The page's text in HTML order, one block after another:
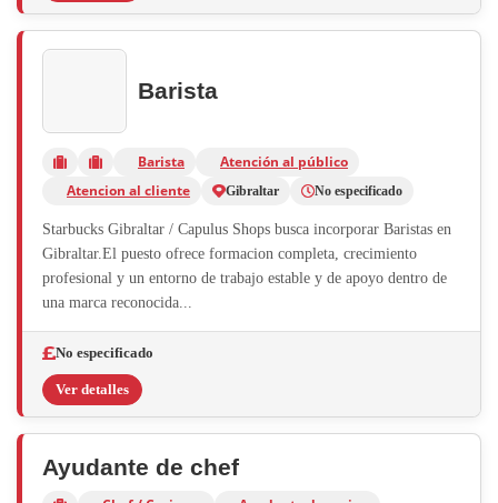
Barista
Barista
Atención al público
Atencion al cliente
Gibraltar No especificado
Starbucks Gibraltar / Capulus Shops busca incorporar Baristas en
Gibraltar.El puesto ofrece formacion completa, crecimiento
profesional y un entorno de trabajo estable y de apoyo dentro de
una marca reconocida...
No especificado
Ver detalles
Ayudante de chef